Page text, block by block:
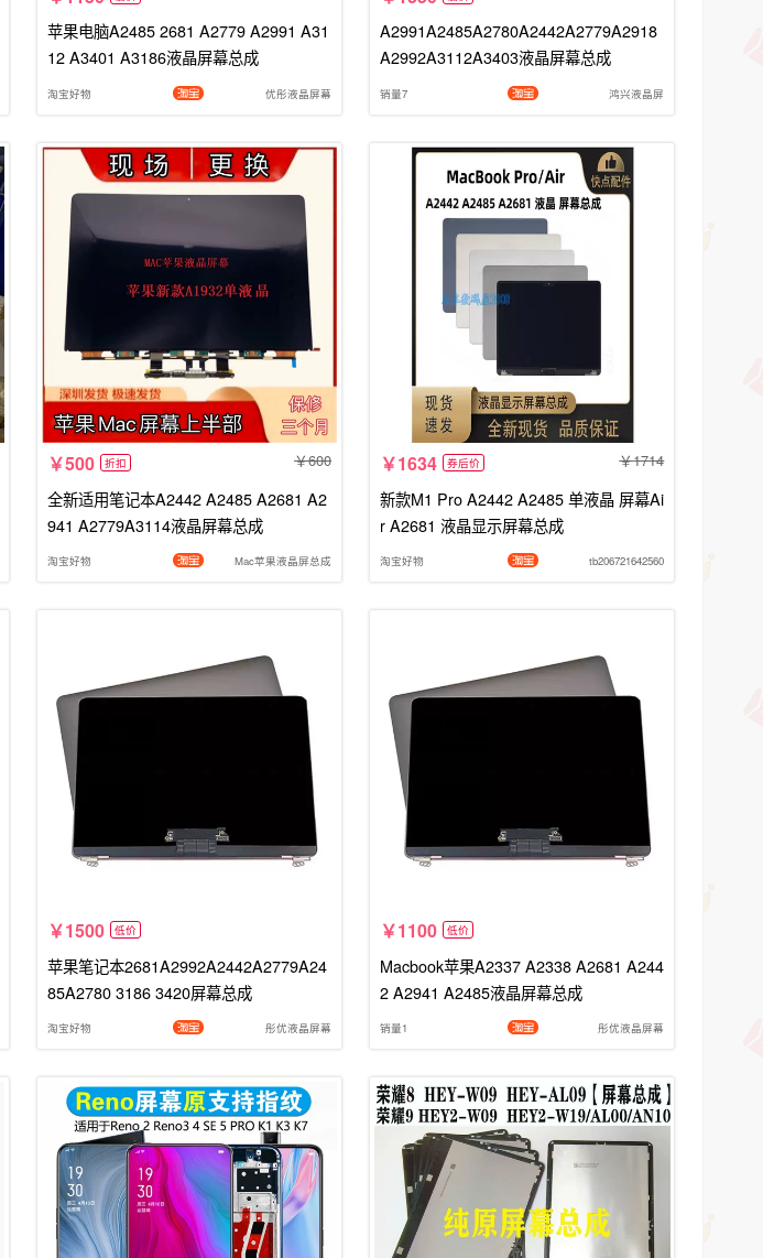
苹果电脑A2485 2681 A2779 A2991 A31
12 A3401 A3186液晶屏幕总成
淘宝好物 优彤液晶屏幕
A2991A2485A2780A2442A2779A2918
A2992A3112A3403液晶屏幕总成
销量7 鸿兴液晶屏
500 折扣 600
全新适用笔记本A2442 A2485 A2681 A2
941 A2779A3114液晶屏幕总成
淘宝好物 Mac苹果液晶屏总成
1634 券后价 1714
新款M1 Pro A2442 A2485 单液晶 屏幕Ai
r A2681 液晶显示屏幕总成
淘宝好物 tb206721642560
1500 低价
苹果笔记本2681A2992A2442A2779A24
85A2780 3186 3420屏幕总成
淘宝好物 彤优液晶屏幕
1100 低价
Macbook苹果A2337 A2338 A2681 A244
2 A2941 A2485液晶屏幕总成
销量1 彤优液晶屏幕